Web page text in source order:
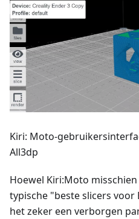
Kiri: Moto-
All3dp
Hoewel Kiri:Moto
typische "beste slicers voor
het zeker een verborgen